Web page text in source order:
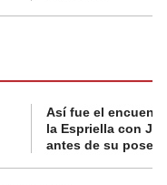
Así fue el
la Espriella con
antes de su